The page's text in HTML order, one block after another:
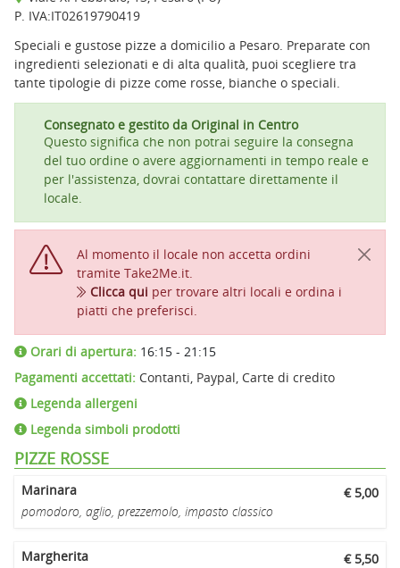
P. IVA:IT02619790419
Speciali e gustose pizze a domicilio a Pesaro. Preparate con
ingredienti selezionati e di alta qualità, puoi scegliere tra
tante tipologie di pizze come rosse, bianche o speciali.
Consegnato e gestito da Original in Centro
Questo significa che non potrai seguire la consegna
del tuo ordine o avere aggiornamenti in tempo reale e
per l'assistenza, dovrai contattare direttamente il
locale.
Al momento il locale non accetta ordini
tramite Take2Me.it.
Clicca qui per trovare altri locali e ordina i
piatti che preferisci.
Orari di apertura: 16:15 - 21:15
Pagamenti accettati: Contanti, Paypal, Carte di credito
Legenda allergeni
Legenda simboli prodotti
PIZZE ROSSE
Marinara
€ 5,00
pomodoro, aglio, prezzemolo, impasto classico
Margherita
€ 5,50